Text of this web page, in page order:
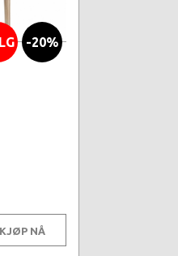
-20%
KJØP NÅ